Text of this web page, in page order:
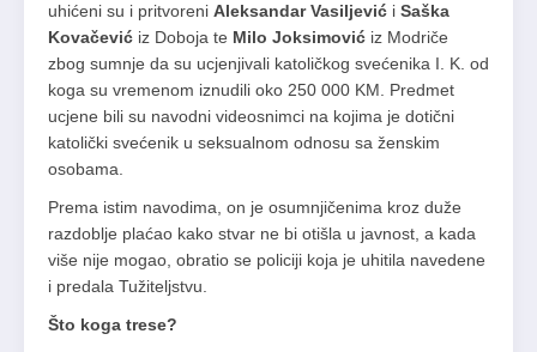
uhićeni su i pritvoreni Aleksandar Vasiljević i Saška
Kovačević iz Doboja te Milo Joksimović iz Modriče
zbog sumnje da su ucjenjivali katoličkog svećenika I. K. od
koga su vremenom iznudili oko 250 000 KM. Predmet
ucjene bili su navodni videosnimci na kojima je dotični
katolički svećenik u seksualnom odnosu sa ženskim
osobama.
Prema istim navodima, on je osumnjičenima kroz duže
razdoblje plaćao kako stvar ne bi otišla u javnost, a kada
više nije mogao, obratio se policiji koja je uhitila navedene
i predala Tužiteljstvu.
Što koga trese?